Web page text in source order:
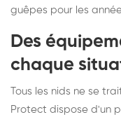
guêpes pour les
Des
chaque
Tous les nids ne se
Protect dispose d'un